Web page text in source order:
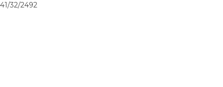
41/32/2492